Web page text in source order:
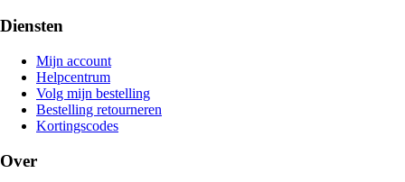
Diensten
Mijn account
Helpcentrum
Volg mijn bestelling
Bestelling retourneren
Kortingscodes
Over